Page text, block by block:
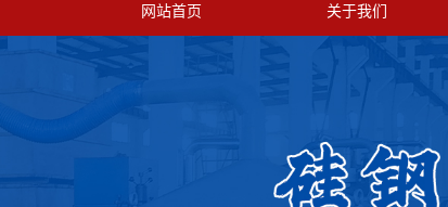
网站首页 关于我们